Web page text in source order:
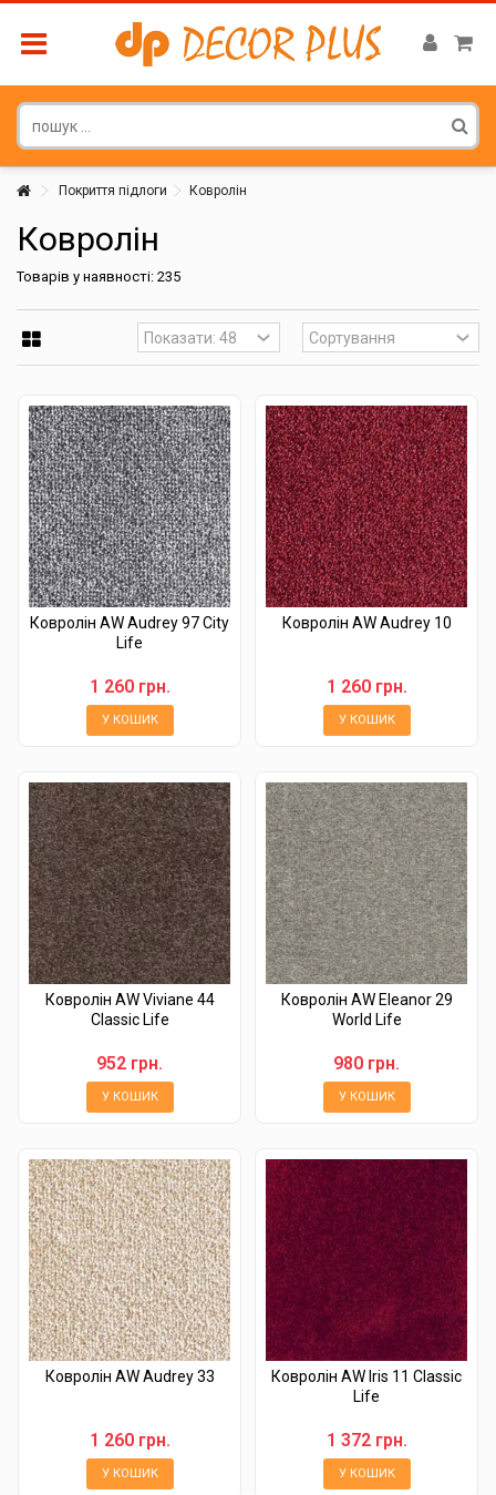
Покриття підлоги Ковролін
Ковролін
Товарів у наявності: 235
Ковролін AW Audrey 97 City
Life
1 260 грн.
У КОШИК
Ковролін AW Audrey 10
1 260 грн.
У КОШИК
Ковролін AW Viviane 44
Classic Life
952 грн.
У КОШИК
Ковролін AW Eleanor 29
World Life
980 грн.
У КОШИК
Ковролін AW Audrey 33
1 260 грн.
У КОШИК
Ковролін AW Iris 11 Classic
Life
1 372 грн.
У КОШИК